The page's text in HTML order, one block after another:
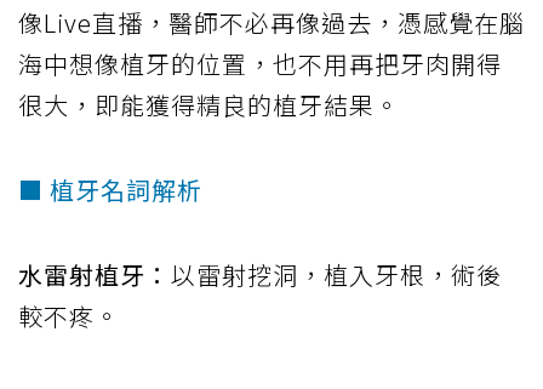
像Live直播，醫師不必再像過去，憑感覺在腦
海中想像植牙的位置，也不用再把牙肉開得
很大，即能獲得精良的植牙結果。
■ 植牙名詞解析
水雷射植牙： 以雷射挖洞，植入牙根，術後
較不疼。